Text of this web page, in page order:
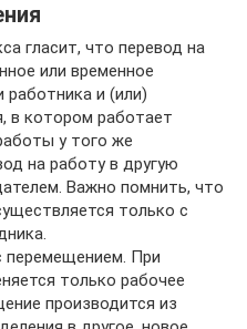
гласит, что перевод на
или временное
работника и (или)
в котором работает
у того же
на работу в другую
Важно помнить, что
только с
перемещением. При
только рабочее
производится из